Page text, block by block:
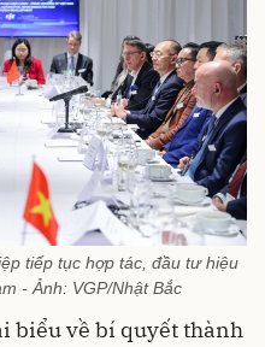
tiếp tục hợp tác, đầu tư hiệu
- Ảnh: VGP/Nhật Bắc
biểu về bí quyết thành